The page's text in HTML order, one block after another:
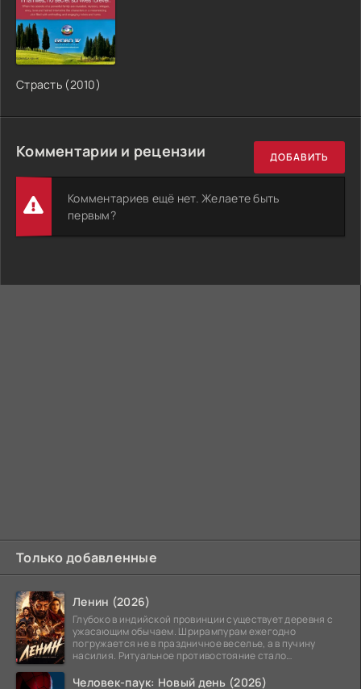
Страсть (2010)
Комментарии и рецензии ДОБАВИТЬ
Комментариев ещё нет. Желаете быть
первым?
Только добавленные
Ленин (2026)
Глубоко в индийской провинции существует деревня с
ужасающим обычаем. Шрирампурам ежегодно
погружается не в праздничное веселье, а в пучину
насилия. Ритуальное противостояние стало
Человек-паук: Новый день (2026)